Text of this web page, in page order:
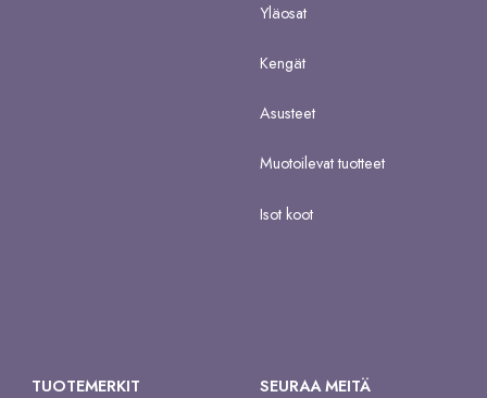
Yläosat
Kengät
Asusteet
Muotoilevat tuotteet
Isot koot
TUOTEMERKIT SEURAA MEITÄ